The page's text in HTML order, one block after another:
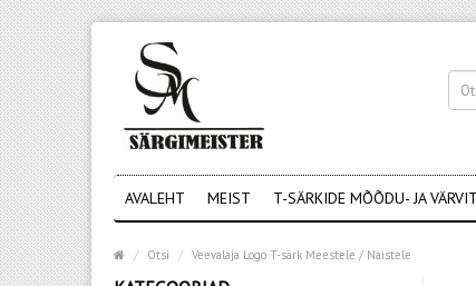
AVALEHT MEIST T-SÄRKIDE MÕÕDU- JA
Otsi Veevalaja Logo T-särk Meestele / Naistele